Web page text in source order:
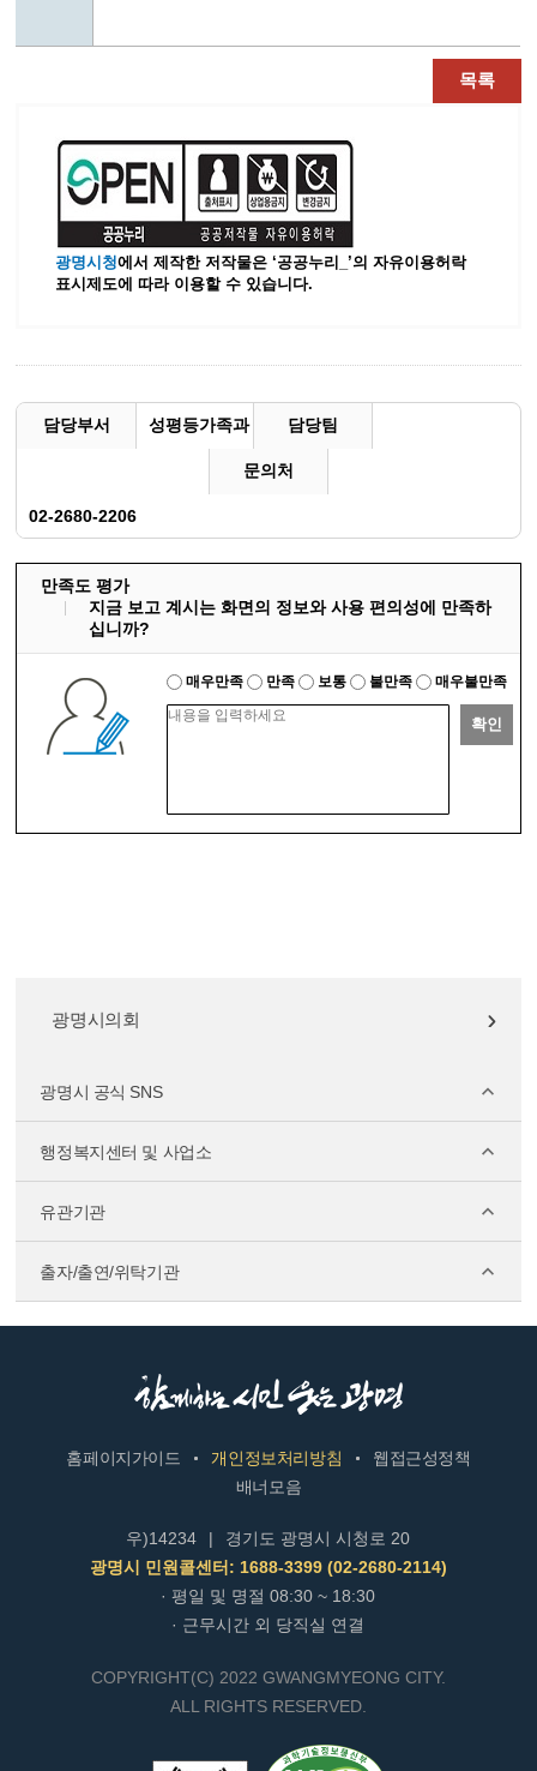
목록
광명시청에서 제작한 저작물은 ‘공공누리_’의 자유이용허락
표시제도에 따라 이용할 수 있습니다.
담당부서 성평등가족과 담당팀
문의처
02-2680-2206
만족도 평가
지금 보고 계시는 화면의 정보와 사용 편의성에 만족하
십니까?
매우만족 만족 보통 불만족 매우불만족
확인
광명시의회
광명시 공식 SNS
행정복지센터 및 사업소
유관기관
출자/출연/위탁기관
홈페이지가이드 개인정보처리방침
웹접근성정책
배너모음
우)14234 |
경기도 광명시 시청로 20
광명시 민원콜센터: 1688-3399 (02-2680-2114)
· 평일 및 명절 08:30 ~ 18:30
· 근무시간 외 당직실 연결
COPYRIGHT(C) 2022 GWANGMYEONG CITY.
ALL RIGHTS RESERVED.